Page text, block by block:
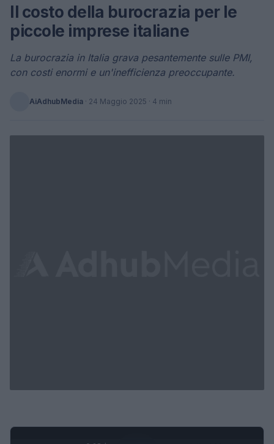
Il costo della burocrazia per le
piccole imprese italiane
La burocrazia in Italia grava pesantemente sulle PMI,
con costi enormi e un'inefficienza preoccupante.
AiAdhubMedia · 24 Maggio 2025 · 4 min